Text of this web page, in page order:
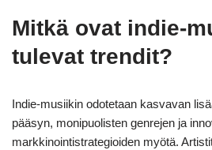
Mitkä ovat indie-
tulevat trendit?
Indie-musiikin odotetaan kasvavan
pääsyn, monipuolisten genrejen ja
markkinointistrategioiden myötä.